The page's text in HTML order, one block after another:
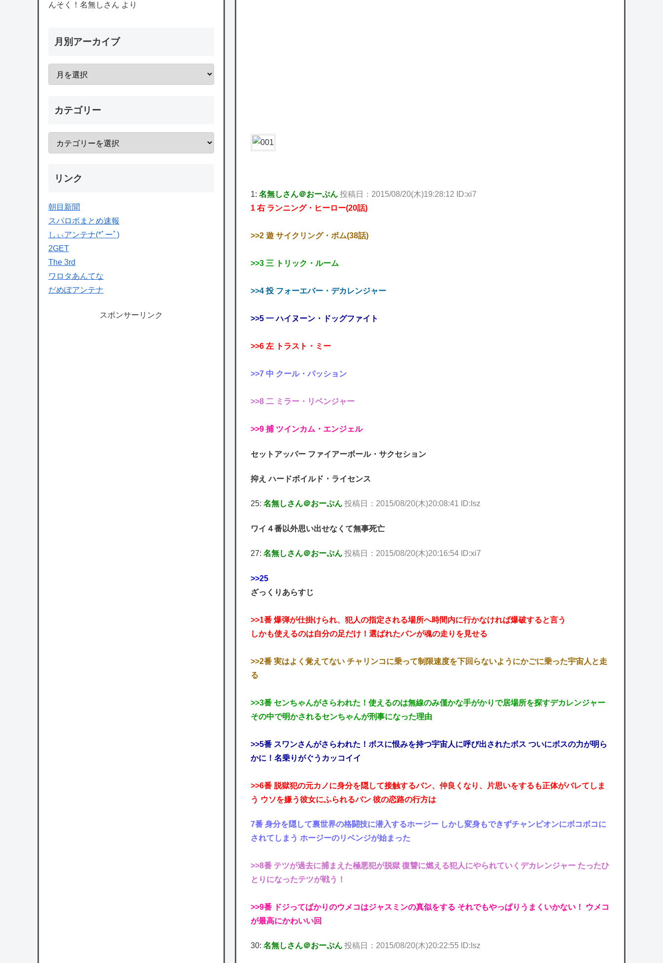
★【ワートリ】2周目も全員でやる隊と分担
Powered by livedoor 相互RSS
1: 名無しさん＠おーぷん 投稿日：2015/08/20(木)19:28:12 ID:xi7
1 右 ランニング・ヒーロー(20話)
>>2 遊 サイクリング・ボム(38話)
>>3 三 トリック・ルーム
>>4 投 フォーエバー・デカレンジャー
>>5 一 ハイヌーン・ドッグファイト
>>6 左 トラスト・ミー
>>7 中 クール・パッション
>>8 二 ミラー・リベンジャー
>>9 捕 ツインカム・エンジェル
セットアッパー ファイアーボール・サクセション
抑え ハードボイルド・ライセンス
25: 名無しさん＠おーぷん 投稿日：2015/08/20(木)20:08:41 ID:Isz
ワイ４番以外思い出せなくて無事死亡
27: 名無しさん＠おーぷん 投稿日：2015/08/20(木)20:16:54 ID:xi7
>>25
ざっくりあらすじ
>>1番 爆弾が仕掛けられ、犯人の指定される場所へ時間内に行かなければ爆破すると言う
しかも使えるのは自分の足だけ！選ばれたバンが魂の走りを見せる
>>2番 実はよく覚えてない チャリンコに乗って制限速度を下回らないようにかごに乗った宇宙人と走
る
>>3番 センちゃんがさらわれた！使えるのは無線のみ僅かな手がかりで居場所を探すデカレンジャー
その中で明かされるセンちゃんが刑事になった理由
>>5番 スワンさんがさらわれた！ボスに恨みを持つ宇宙人に呼び出されたボス ついにボスの力が明ら
かに！名乗りがぐうカッコイイ
>>6番 脱獄犯の元カノに身分を隠して接触するバン、仲良くなり、片思いをするも正体がバレてしま
う ウソを嫌う彼女にふられるバン 彼の恋路の行方は
7番 身分を隠して裏世界の格闘技に潜入するホージー しかし変身もできずチャンピオンにボコボコに
されてしまう ホージーのリベンジが始まった
>>8番 テツが過去に捕まえた極悪犯が脱獄 復讐に燃える犯人にやられていくデカレンジャー たったひ
とりになったテツが戦う！
>>9番 ドジってばかりのウメコはジャスミンの真似をする それでもやっぱりうまくいかない！ ウメコ
が最高にかわいい回
30: 名無しさん＠おーぷん 投稿日：2015/08/20(木)20:22:55 ID:Isz
んそく！名無しさん より
月別アーカイブ
カテゴリー
リンク
朝目新聞
スパロボまとめ速報
しぃアンテナ(*ﾟーﾟ)
2GET
The 3rd
ワロタあんてな
だめぽアンテナ
スポンサーリンク